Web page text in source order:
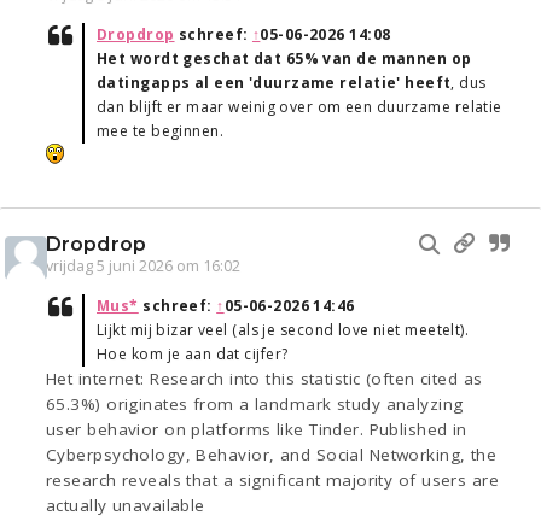
Dropdrop schreef: ↑05-06-2026 14:08
Het wordt geschat dat 65% van de mannen op
datingapps al een 'duurzame relatie' heeft, dus
dan blijft er maar weinig over om een duurzame relatie
mee te beginnen.
Dropdrop
vrijdag 5 juni 2026 om 16:02
Mus* schreef: ↑05-06-2026 14:46
Lijkt mij bizar veel (als je second love niet meetelt).
Hoe kom je aan dat cijfer?
Het internet: Research into this statistic (often cited as
65.3%) originates from a landmark study analyzing
user behavior on platforms like Tinder. Published in
Cyberpsychology, Behavior, and Social Networking, the
research reveals that a significant majority of users are
actually unavailable